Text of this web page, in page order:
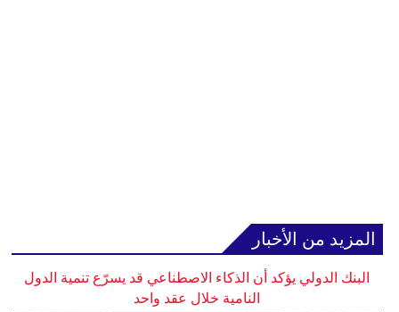
المزيد من الأخبار
البنك الدولي يؤكد أن الذكاء الاصطناعي قد يسرّع تنمية الدول
النامية خلال عقد واحد